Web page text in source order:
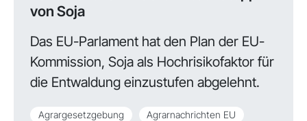
von Soja
Das EU-Parlament hat den Plan der EU-
Kommission, Soja als Hochrisikofaktor für
die Entwaldung einzustufen abgelehnt.
Agrargesetzgebung Agrarnachrichten EU